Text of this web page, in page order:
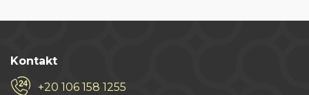
Kontakt
+20 106 158 1255